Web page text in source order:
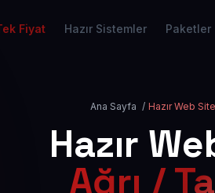
Fiyat Hazır Sistemler Paketler
Ana Sayfa / Hazır Web
Hazır
Ağrı /